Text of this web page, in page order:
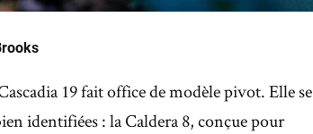
19 fait office de modèle pivot. Elle se
identifiées : la Caldera 8, conçue pour